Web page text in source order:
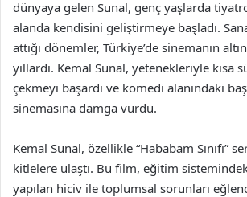
dünyaya gelen Sunal, genç yaşlarda
alanda kendisini geliştirmeye başladı.
attığı dönemler, Türkiye’de sinemanın altın
yıllardı. Kemal Sunal, yetenekleriyle kısa
çekmeyi başardı ve komedi alanındaki
sinemasına damga vurdu.
Kemal Sunal, özellikle “Hababam Sınıfı”
kitlelere ulaştı. Bu film, eğitim
yapılan hiciv ile toplumsal sorunları